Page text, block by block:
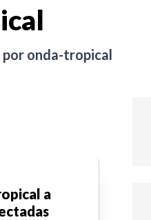
por onda-tropical
a